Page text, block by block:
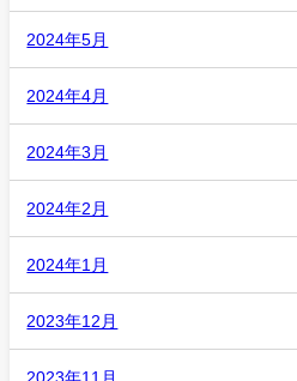
2024年5月
2024年4月
2024年3月
2024年2月
2024年1月
2023年12月
2023年11月